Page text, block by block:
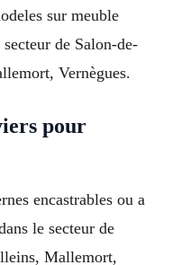
sur meuble
de Salon-de-
Vernègues.
pour
encastrables ou a
le secteur de
Mallemort,